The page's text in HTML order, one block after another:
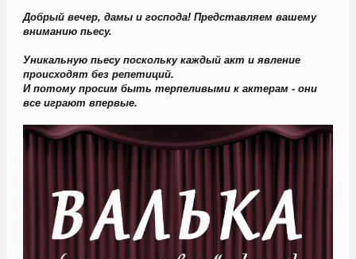
Добрый вечер, дамы и господа! Представляем вашему
вниманию пьесу.
Уникальную пьесу поскольку каждый акт и явление
происходят без репетиций.
И потому просим быть терпеливыми к актерам - они
все играют впервые.